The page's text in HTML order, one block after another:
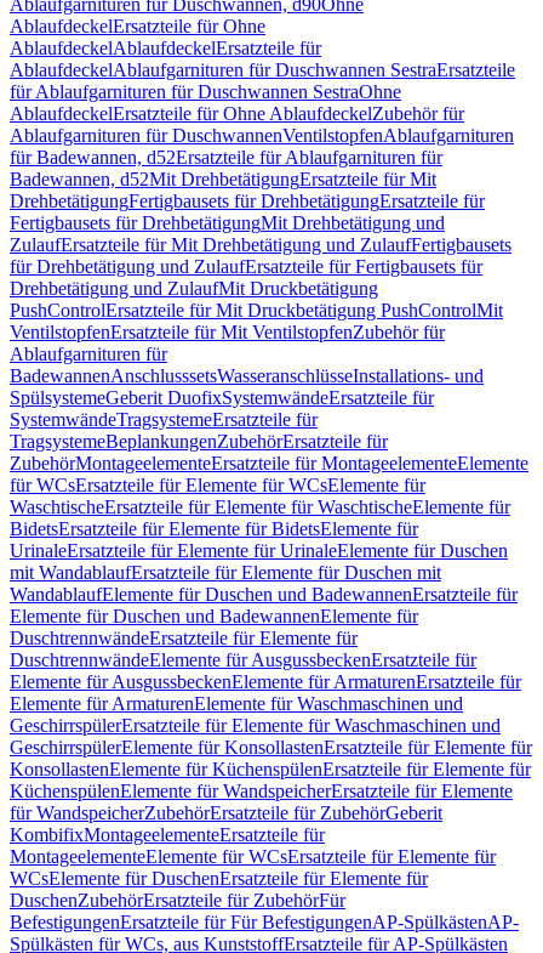
Ablaufgarnituren für Duschwannen, d90Ohne
AblaufdeckelErsatzteile für Ohne
AblaufdeckelAblaufdeckelErsatzteile für
AblaufdeckelAblaufgarnituren für Duschwannen SestraErsatzteile
für Ablaufgarnituren für Duschwannen SestraOhne
AblaufdeckelErsatzteile für Ohne AblaufdeckelZubehör für
Ablaufgarnituren für DuschwannenVentilstopfenAblaufgarnituren
für Badewannen, d52Ersatzteile für Ablaufgarnituren für
Badewannen, d52Mit DrehbetätigungErsatzteile für Mit
DrehbetätigungFertigbausets für DrehbetätigungErsatzteile für
Fertigbausets für DrehbetätigungMit Drehbetätigung und
ZulaufErsatzteile für Mit Drehbetätigung und ZulaufFertigbausets
für Drehbetätigung und ZulaufErsatzteile für Fertigbausets für
Drehbetätigung und ZulaufMit Druckbetätigung
PushControlErsatzteile für Mit Druckbetätigung PushControlMit
VentilstopfenErsatzteile für Mit VentilstopfenZubehör für
Ablaufgarnituren für
BadewannenAnschlusssetsWasseranschlüsseInstallations- und
SpülsystemeGeberit DuofixSystemwändeErsatzteile für
SystemwändeTragsystemeErsatzteile für
TragsystemeBeplankungenZubehörErsatzteile für
ZubehörMontageelementeErsatzteile für MontageelementeElemente
für WCsErsatzteile für Elemente für WCsElemente für
WaschtischeErsatzteile für Elemente für WaschtischeElemente für
BidetsErsatzteile für Elemente für BidetsElemente für
UrinaleErsatzteile für Elemente für UrinaleElemente für Duschen
mit WandablaufErsatzteile für Elemente für Duschen mit
WandablaufElemente für Duschen und BadewannenErsatzteile für
Elemente für Duschen und BadewannenElemente für
DuschtrennwändeErsatzteile für Elemente für
DuschtrennwändeElemente für AusgussbeckenErsatzteile für
Elemente für AusgussbeckenElemente für ArmaturenErsatzteile für
Elemente für ArmaturenElemente für Waschmaschinen und
GeschirrspülerErsatzteile für Elemente für Waschmaschinen und
GeschirrspülerElemente für KonsollastenErsatzteile für Elemente für
KonsollastenElemente für KüchenspülenErsatzteile für Elemente für
KüchenspülenElemente für WandspeicherErsatzteile für Elemente
für WandspeicherZubehörErsatzteile für ZubehörGeberit
KombifixMontageelementeErsatzteile für
MontageelementeElemente für WCsErsatzteile für Elemente für
WCsElemente für DuschenErsatzteile für Elemente für
DuschenZubehörErsatzteile für ZubehörFür
BefestigungenErsatzteile für Für BefestigungenAP-SpülkästenAP-
Spülkästen für WCs, aus KunststoffErsatzteile für AP-Spülkästen